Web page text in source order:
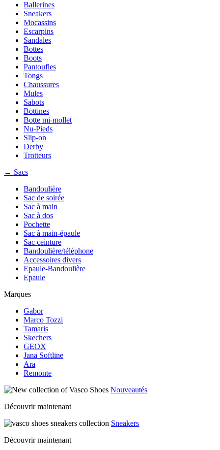
Ballerines
Sneakers
Mocassins
Escarpins
Sandales
Bottes
Boots
Pantoufles
Tongs
Chaussures
Mules
Sabots
Bottines
Botte mi-mollet
Nu-Pieds
Slip-on
Derby
Trotteurs
→ Sacs
Bandoulière
Sac de soirée
Sac à main
Sac à dos
Pochette
Sac à main-épaule
Sac ceinture
Bandoulière/téléphone
Accessoires divers
Epaule-Bandoulière
Epaule
Marques
Gabor
Marco Tozzi
Tamaris
Skechers
GEOX
Jana Softline
Ara
Remonte
Nouveautés
Découvrir maintenant
Sneakers
Découvrir maintenant